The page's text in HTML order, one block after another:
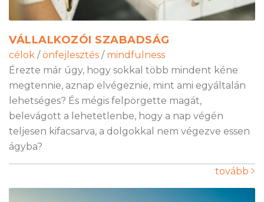
VÁLLALKOZÓI SZABADSÁG
célok / önfejlesztés / mindfulness
Érezte már úgy, hogy sokkal több mindent kéne
megtennie, aznap elvégeznie, mint ami egyáltalán
lehetséges? És mégis felpörgette magát,
belevágott a lehetetlenbe, hogy a nap végén
teljesen kifacsarva, a dolgokkal nem végezve essen
ágyba?
tovább